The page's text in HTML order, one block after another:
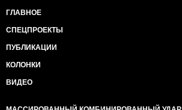
ГЛАВНОЕ
СПЕЦПРОЕКТЫ
ПУБЛИКАЦИИ
КОЛОНКИ
ВИДЕО